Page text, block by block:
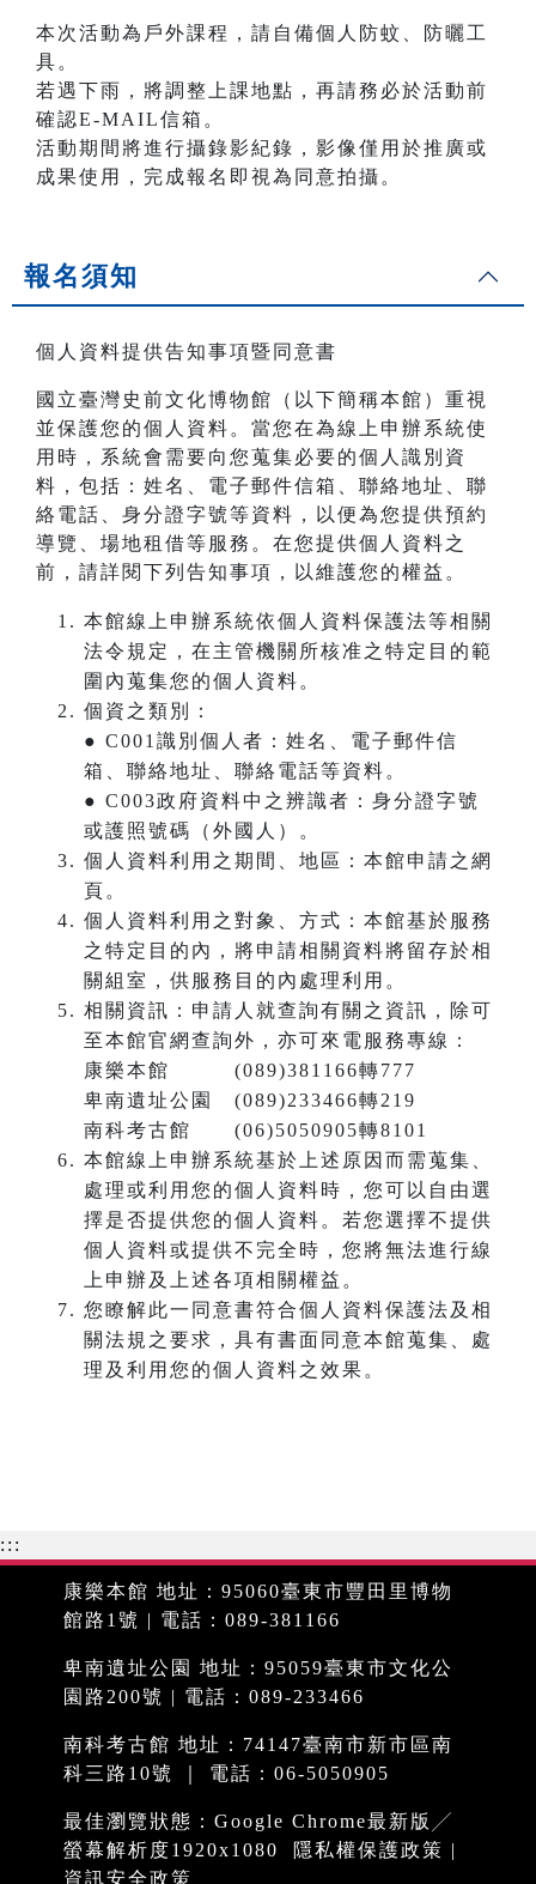
本次活動為戶外課程，請自備個人防蚊、防曬工
具。
若遇下雨，將調整上課地點，再請務必於活動前
確認E-MAIL信箱。
活動期間將進行攝錄影紀錄，影像僅用於推廣或
成果使用，完成報名即視為同意拍攝。
報名須知
個人資料提供告知事項暨同意書
國立臺灣史前文化博物館（以下簡稱本館）重視
並保護您的個人資料。當您在為線上申辦系統使
用時，系統會需要向您蒐集必要的個人識別資
料，包括：姓名、電子郵件信箱、聯絡地址、聯
絡電話、身分證字號等資料，以便為您提供預約
導覽、場地租借等服務。在您提供個人資料之
前，請詳閱下列告知事項，以維護您的權益。
本館線上申辦系統依個人資料保護法等相關
法令規定，在主管機關所核准之特定目的範
圍內蒐集您的個人資料。
個資之類別：
● C001識別個人者：姓名、電子郵件信
箱、聯絡地址、聯絡電話等資料。
● C003政府資料中之辨識者：身分證字號
或護照號碼（外國人）。
個人資料利用之期間、地區：本館申請之網
頁。
個人資料利用之對象、方式：本館基於服務
之特定目的內，將申請相關資料將留存於相
關組室，供服務目的內處理利用。
相關資訊：申請人就查詢有關之資訊，除可
至本館官網查詢外，亦可來電服務專線：
康樂本館 (089)381166轉777
卑南遺址公園 (089)233466轉219
南科考古館 (06)5050905轉8101
本館線上申辦系統基於上述原因而需蒐集、
處理或利用您的個人資料時，您可以自由選
擇是否提供您的個人資料。若您選擇不提供
個人資料或提供不完全時，您將無法進行線
上申辦及上述各項相關權益。
您瞭解此一同意書符合個人資料保護法及相
關法規之要求，具有書面同意本館蒐集、處
理及利用您的個人資料之效果。
:::
康樂本館 地址：95060臺東市豐田里博物
館路1號 | 電話：089-381166
卑南遺址公園 地址：95059臺東市文化公
園路200號 | 電話：089-233466
南科考古館 地址：74147臺南市新市區南
科三路10號 ｜ 電話：06-5050905
最佳瀏覽狀態：Google Chrome最新版╱
螢幕解析度1920x1080
隱私權保護政策 |
資訊安全政策